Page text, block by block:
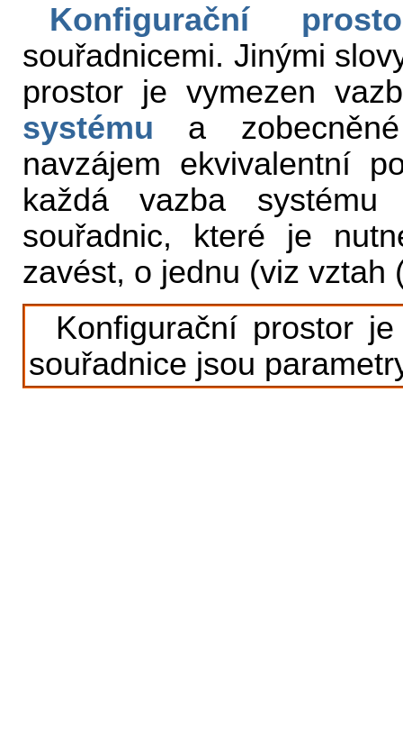
Konfigurační
souřadnicemi. Jinými
prostor je vymezen
systému a
navzájem ekvivalentní
každá vazba systému
souřadnic, které je
zavést, o jednu (viz vztah
Konfigurační prostor
souřadnice jsou